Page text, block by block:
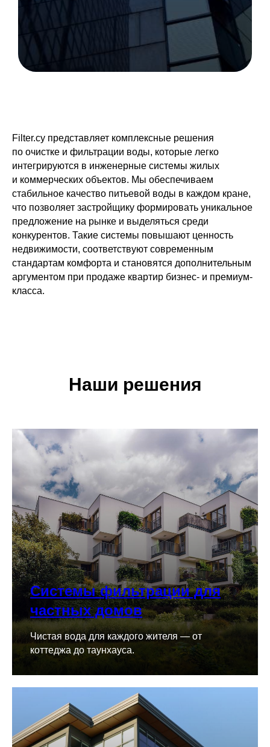
Filter.cy представляет комплексные решения
по очистке и фильтрации воды, которые легко
интегрируются в инженерные системы жилых
и коммерческих объектов. Мы обеспечиваем
стабильное качество питьевой воды в каждом кране,
что позволяет застройщику формировать уникальное
предложение на рынке и выделяться среди
конкурентов. Такие системы повышают ценность
недвижимости, соответствуют современным
стандартам комфорта и становятся дополнительным
аргументом при продаже квартир бизнес- и премиум-
класса.
Наши решения
Системы фильтрации для
частных домов
Чистая вода для каждого жителя — от
коттеджа до таунхауса.